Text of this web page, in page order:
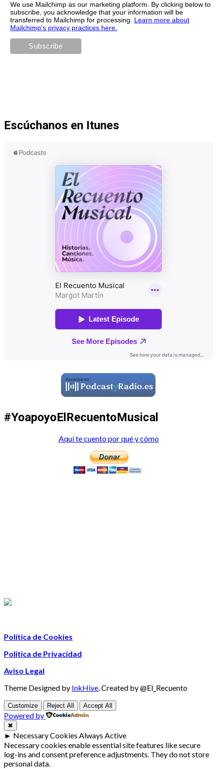
We use Mailchimp as our marketing platform. By clicking below to
subscribe, you acknowledge that your information will be
transferred to Mailchimp for processing. Learn more about
Mailchimp's privacy practices here.
Escúchanos en Itunes
#YoapoyoElRecuentoMusical
Aquí te cuento por qué y cómo
Política de Cookies
Política de Privacidad
Aviso Legal
Theme Designed by InkHive.Created by @El_Recuento
Customize Reject All Accept All
Powered by
✖
► Necessary Cookies Always Active
Necessary cookies enable essential site features like secure
log-ins and consent preference adjustments. They do not store
personal data.